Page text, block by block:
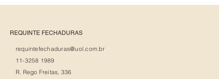
REQUINTE FECHADURAS
requintefechaduras@uol.com.br
11-3258 1989
R. Rego Freitas, 336